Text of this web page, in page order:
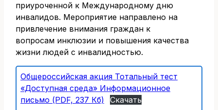
приуроченной к Международному дню
инвалидов. Мероприятие направлено на
привлечение внимания граждан к
вопросам инклюзии и повышения качества
жизни людей с инвалидностью.
Общероссийская акция Тотальный тест
«Доступная среда» Информационное
письмо (PDF, 237 Кб)
Скачать